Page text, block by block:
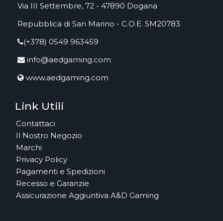
Via III Settembre, 72 - 47890 Dogana
Repubblica di San Marino - C.O.E. SM20783
(+378) 0549 963459
info@aedgaming.com
www.aedgaming.com
Link Utili
Contattaci
Il Nostro Negozio
Marchi
Privacy Policy
Pagamenti e Spedizioni
Recesso e Garanzie
Assicurazione Aggiuntiva A&D Gaming